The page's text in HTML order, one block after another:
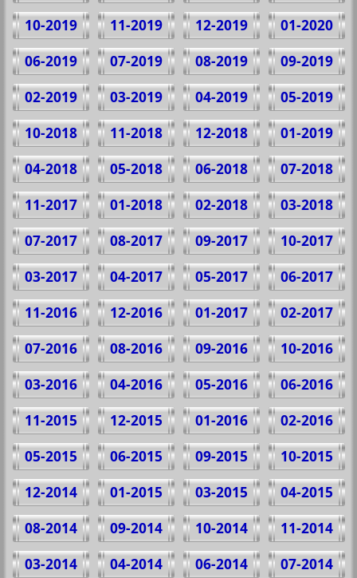
01-2020
12-2019
11-2019
10-2019
09-2019
08-2019
07-2019
06-2019
05-2019
04-2019
03-2019
02-2019
01-2019
12-2018
11-2018
10-2018
07-2018
06-2018
05-2018
04-2018
03-2018
02-2018
01-2018
11-2017
10-2017
09-2017
08-2017
07-2017
06-2017
05-2017
04-2017
03-2017
02-2017
01-2017
12-2016
11-2016
10-2016
09-2016
08-2016
07-2016
06-2016
05-2016
04-2016
03-2016
02-2016
01-2016
12-2015
11-2015
10-2015
09-2015
06-2015
05-2015
04-2015
03-2015
01-2015
12-2014
11-2014
10-2014
09-2014
08-2014
07-2014
06-2014
04-2014
03-2014